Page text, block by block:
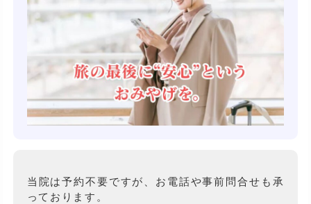
当院は予約不要ですが、お電話や事前問合せも承
っております。